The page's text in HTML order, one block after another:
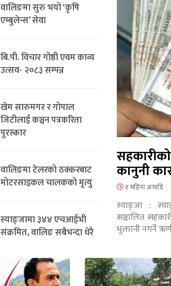
वालिङमा सुरु भयो ‘कृषि
एम्बुलेन्स’ सेवा
बि.पी. विचार गोष्ठी एवम काव्य
उत्सव- २०८३ सम्पन्न
खेम सारुमगर र गोपाल
जिटीलाई कञ्चन पत्रकरिता
पुरस्कार
वालिङमा टेलरको ठक्करबाट
मोटरसाइकल चालकको मृत्यु
स्याङ्जामा ३४४ एचआईभी
संक्रमित, वालिङ सबैभन्दा धेरै
कानुनी
१ महिना अगाडि
स्याङ्जा :
सञ्चालित
भुक्तानी नगर्ने